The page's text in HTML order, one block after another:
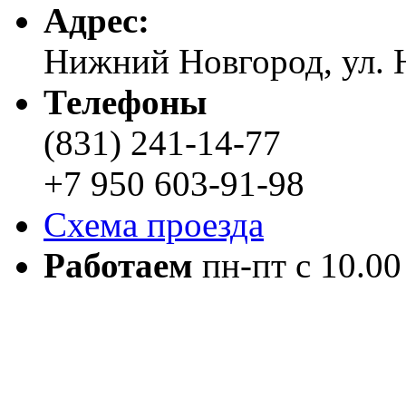
Адреc:
Нижний Новгород, ул.
Телефоны
(831) 241-14-77
+7 950 603-91-98
Схема проезда
Работаем пн-пт с